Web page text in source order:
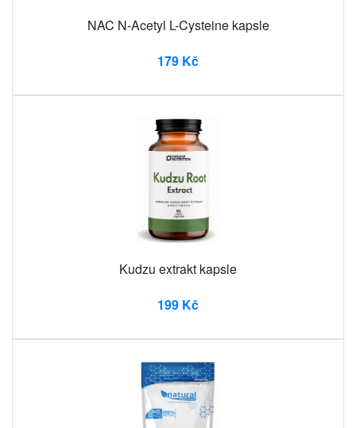
NAC N-Acetyl L-Cysteine ​​kapsle
179 Kč
Kudzu extrakt kapsle
199 Kč